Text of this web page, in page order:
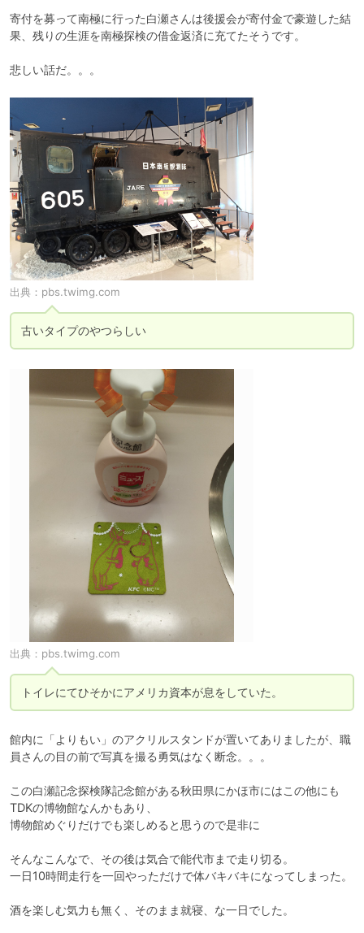
寄付を募って南極に行った白瀬さんは後援会が寄付金で豪遊した結
果、残りの生涯を南極探検の借金返済に充てたそうです。
悲しい話だ。。。
出典： pbs.twimg.com
古いタイプのやつらしい
出典： pbs.twimg.com
トイレにてひそかにアメリカ資本が息をしていた。
館内に「よりもい」のアクリルスタンドが置いてありましたが、職
員さんの目の前で写真を撮る勇気はなく断念。。。
この白瀬記念探検隊記念館がある秋田県にかほ市にはこの他にも
TDKの博物館なんかもあり、
博物館めぐりだけでも楽しめると思うので是非に
そんなこんなで、その後は気合で能代市まで走り切る。
一日10時間走行を一回やっただけで体バキバキになってしまった。
酒を楽しむ気力も無く、そのまま就寝、な一日でした。